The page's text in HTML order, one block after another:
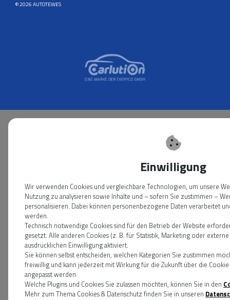
© 2026 AUTOTEWES
Einwilligung
Wir verwenden Cookies und vergleichbare Technologien, um unsere
Nutzung zu analysieren sowie Inhalte und – sofern Sie zustimmen –
personalisieren. Dabei können personenbezogene Daten verarbeitet
werden.
Technisch notwendige Cookies sind für den Betrieb der Website
gesetzt. Alle anderen Cookies (z. B. für Statistik, Marketing oder
ausdrücklichen Einwilligung aktiviert.
Sie können selbst entscheiden, welchen Kategorien Sie zustimmen
freiwillig und kann jederzeit mit Wirkung für die Zukunft über die
angepasst werden.
Welche Plugins und Cookies Sie zulassen möchten, können Sie in den
Mehr zum Thema Cookies & Datenschutz finden Sie in unseren